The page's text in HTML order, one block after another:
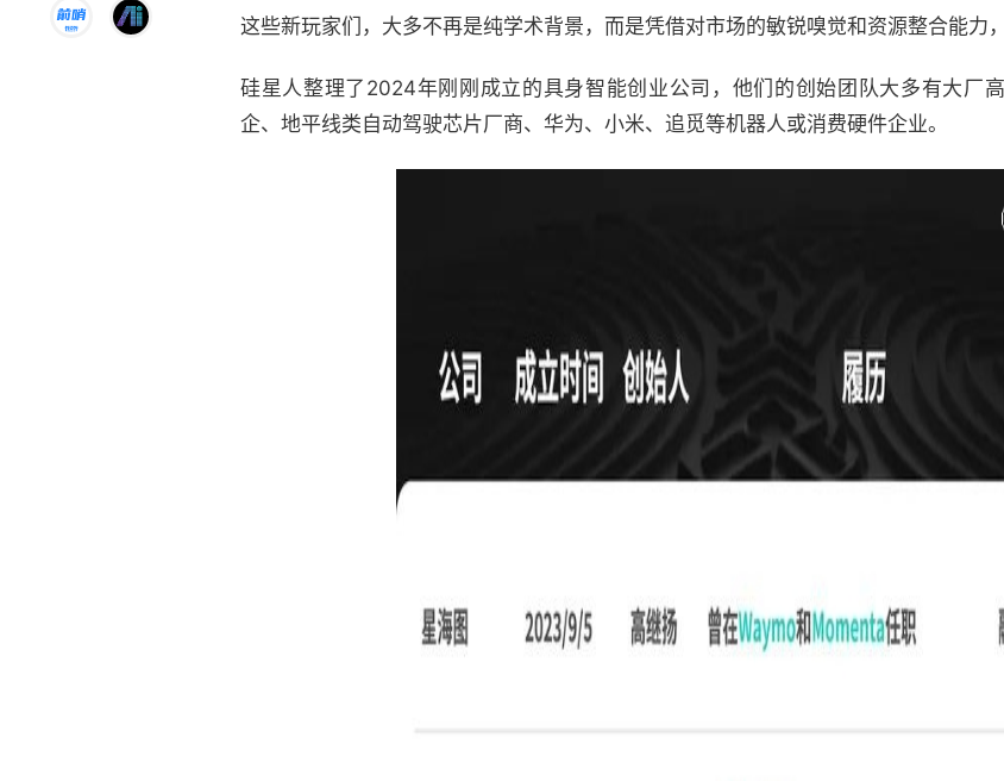
这些新玩家们，大多不再是纯学术背景，而是凭借对市场的敏锐嗅觉和资源整合能力
硅星人整理了2024年刚刚成立的具身智能创业公司，他们的创始团队大多有大厂
企、地平线类自动驾驶芯片厂商、华为、小米、追觅等机器人或消费硬件企业。